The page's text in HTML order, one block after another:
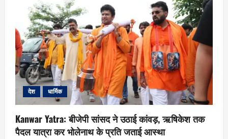
देश धार्मिक
Kanwar Yatra: बीजेपी सांसद ने उठाई कांवड़, ऋषिकेश तक
पैदल यात्रा कर भोलेनाथ के प्रति जताई आस्था